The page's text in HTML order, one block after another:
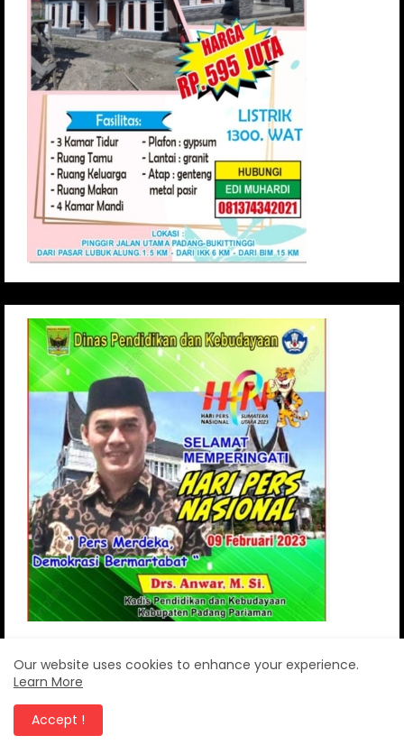
Our website uses cookies to enhance your experience.
Learn More
Accept !